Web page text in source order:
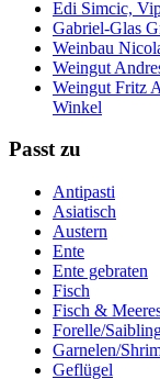
Edi Simcic,
Gabriel-Glas
Weinbau
Weingut
Weingut Fritz
Winkel
Passt zu
Antipasti
Asiatisch
Austern
Ente
Ente gebraten
Fisch
Fisch &
Forelle/
Garnelen/
Geflügel